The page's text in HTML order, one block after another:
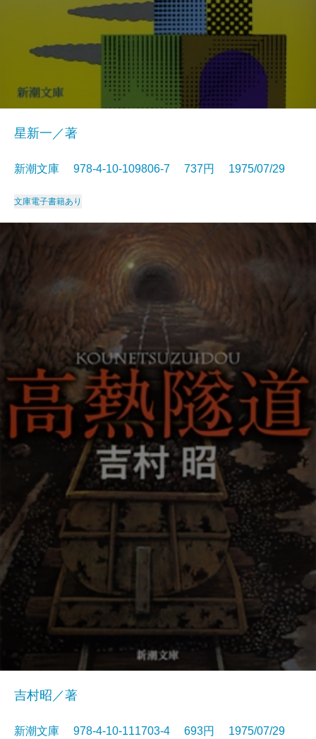
星新一／著
新潮文庫 978-4-10-109806-7 737円 1975/07/29
文庫電子書籍あり
吉村昭／著
新潮文庫 978-4-10-111703-4 693円 1975/07/29